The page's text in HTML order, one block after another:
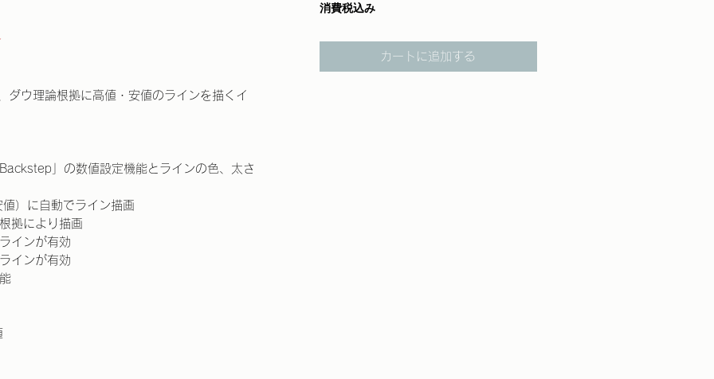
ウ理論根拠に高値・安値のラインを描くイ
」の数値設定機能とラインの色、太さ
）に自動でライン描画
拠により描画
ンが有効
ンが有効
消費税込み
カートに追加する